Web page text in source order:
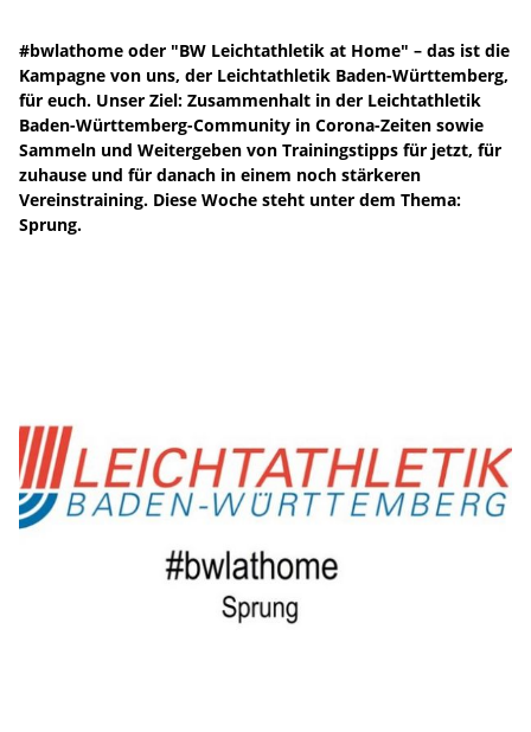
#bwlathome oder "BW Leichtathletik at Home" – das ist die
Kampagne von uns, der Leichtathletik Baden-Württemberg,
für euch. Unser Ziel: Zusammenhalt in der Leichtathletik
Baden-Württemberg-Community in Corona-Zeiten sowie
Sammeln und Weitergeben von Trainingstipps für jetzt, für
zuhause und für danach in einem noch stärkeren
Vereinstraining. Diese Woche steht unter dem Thema:
Sprung.